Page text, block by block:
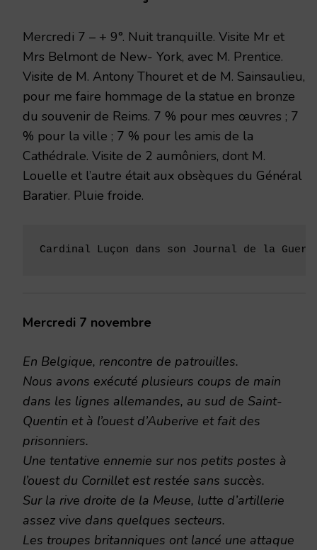
Mercredi 7 – + 9°. Nuit tranquille. Visite Mr et
Mrs Belmont de New- York, avec M. Prentice.
Visite de M. Antony Thouret et de M. Sainsaulieu,
pour me faire hommage de la statue en bronze
du souvenir de Reims. 7 % pour mes œuvres ; 7
% pour la ville ; 7 % pour les amis de la
Cathédrale. Visite de 2 aumôniers, dont M.
Louelle et l’autre était aux obsèques du Général
Baratier. Pluie froide.
Cardinal Luçon dans son Journal de la
Mercredi 7 novembre
En Belgique, rencontre de patrouilles.
Nous avons exécuté plusieurs coups de main
dans les lignes allemandes, au sud de Saint-
Quentin et à l’ouest d’Auberive et fait des
prisonniers.
Une tentative ennemie sur nos petits postes à
l’ouest du Cornillet est restée sans succès.
Sur la rive droite de la Meuse, lutte d’artillerie
assez vive dans quelques secteurs.
Les troupes britanniques ont lancé une attaque